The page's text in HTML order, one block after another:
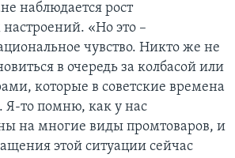
наблюдается рост
«Но это –
чувство. Никто же не
в очередь за колбасой или
которые в советские времена
то помню, как у нас
на многие виды промтоваров, и
этой ситуации сейчас